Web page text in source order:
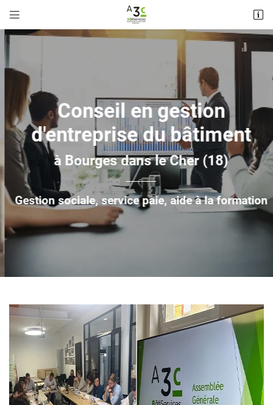
 
18000 Bourges
 Adresse email de réception
 Recopier le code ci-contre
En cochant cette case, vous consentez à recevoir nos propositions commerciales à
l'adresse email indiqué ci-dessus. Vous pouvez vous désinscrire à tout moment en
le formulaire de désinscription
Inscription
Conseil en gestion
d'entreprise du bâtiment
à Bourges dans le Cher (18)
Gestion sociale, service paie, aide à la formation